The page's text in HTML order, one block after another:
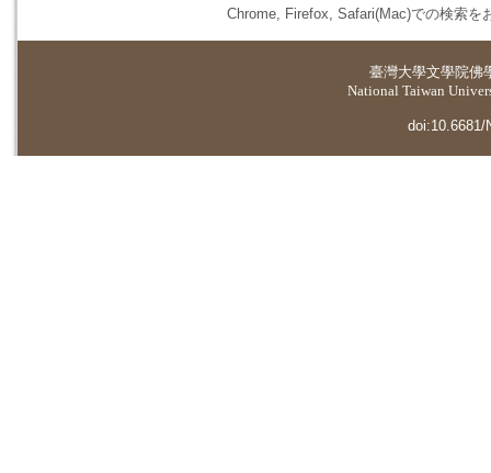
Chrome, Firefox, Safari(Mac)での検索を
臺灣大學文學院佛
National Taiwan
doi:10.6681/